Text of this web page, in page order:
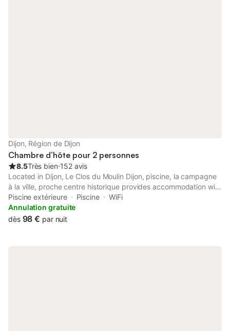
Dijon, Région de Dijon
Chambre d’hôte pour 2 personnes
8.5Très bien⋅152 avis
Located in Dijon, Le Clos du Moulin Dijon, piscine, la campagne
à la ville, proche centre historique provides accommodation with
a private pool, a terrace and garden views.
Piscine extérieure Piscine
WiFi
Annulation gratuite
dès 98 € par nuit